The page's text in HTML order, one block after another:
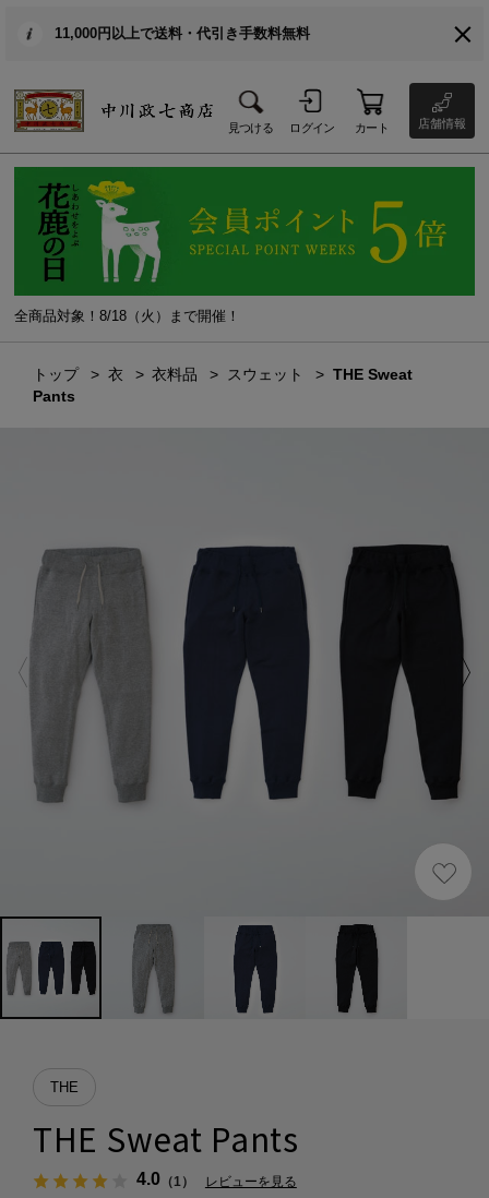
11,000円以上で送料・代引き手数料無料
見つける ログイン カート 店舗情報
全商品対象！8/18（火）まで開催！
トップ 衣 衣料品 スウェット
THE Sweat
Pants
THE
THE Sweat Pants
4.0（1） レビューを見る